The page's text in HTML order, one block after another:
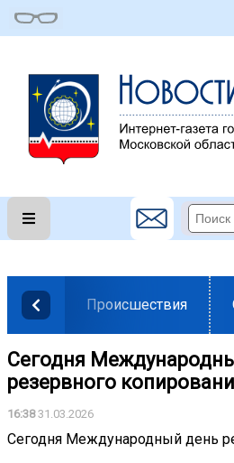
Происшествия
Сегодня
резервного
16:3831.03.2026
Сегодня Международный день